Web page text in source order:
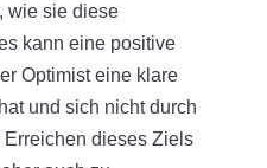
wie sie diese
kann eine positive
Optimist eine klare
und sich nicht durch
dieses Ziels